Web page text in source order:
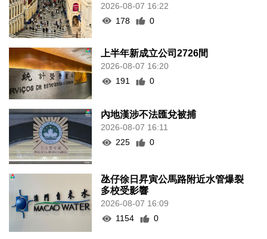
2026-08-07 16:22
178
0
上半年新成立公司2726間
2026-08-07 16:20
191
0
內地漢涉不法匯兌被捕
2026-08-07 16:11
225
0
氹仔徐日昇寅公馬路附近水管爆裂
多校受影響
2026-08-07 16:09
1154
0